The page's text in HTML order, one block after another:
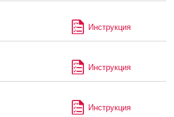
Инструкция
Инструкция
Инструкция